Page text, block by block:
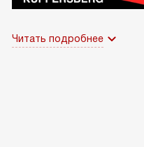
Читать подробнее